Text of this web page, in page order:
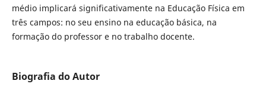
médio implicará significativamente na Educação Física em
três campos: no seu ensino na educação básica, na
formação do professor e no trabalho docente.
Biografia do Autor